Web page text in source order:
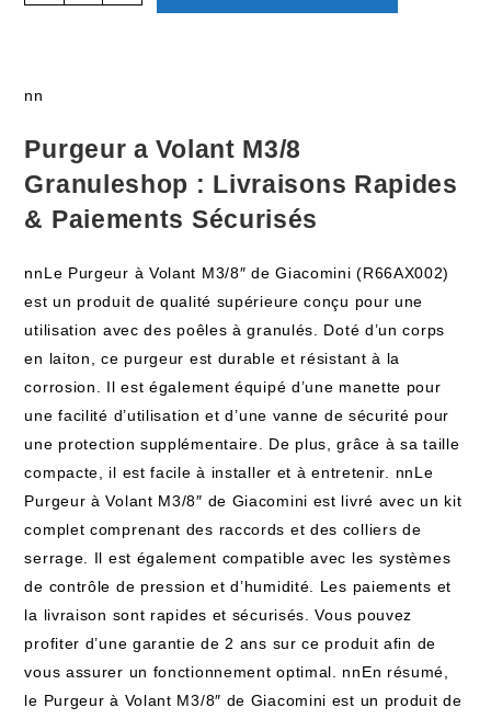
nn
Purgeur a Volant M3/8
Granuleshop : Livraisons Rapides
& Paiements Sécurisés
nnLe Purgeur à Volant M3/8″ de Giacomini (R66AX002)
est un produit de qualité supérieure conçu pour une
utilisation avec des poêles à granulés. Doté d’un corps
en laiton, ce purgeur est durable et résistant à la
corrosion. Il est également équipé d’une manette pour
une facilité d’utilisation et d’une vanne de sécurité pour
une protection supplémentaire. De plus, grâce à sa taille
compacte, il est facile à installer et à entretenir. nnLe
Purgeur à Volant M3/8″ de Giacomini est livré avec un kit
complet comprenant des raccords et des colliers de
serrage. Il est également compatible avec les systèmes
de contrôle de pression et d’humidité. Les paiements et
la livraison sont rapides et sécurisés. Vous pouvez
profiter d’une garantie de 2 ans sur ce produit afin de
vous assurer un fonctionnement optimal. nnEn résumé,
le Purgeur à Volant M3/8″ de Giacomini est un produit de